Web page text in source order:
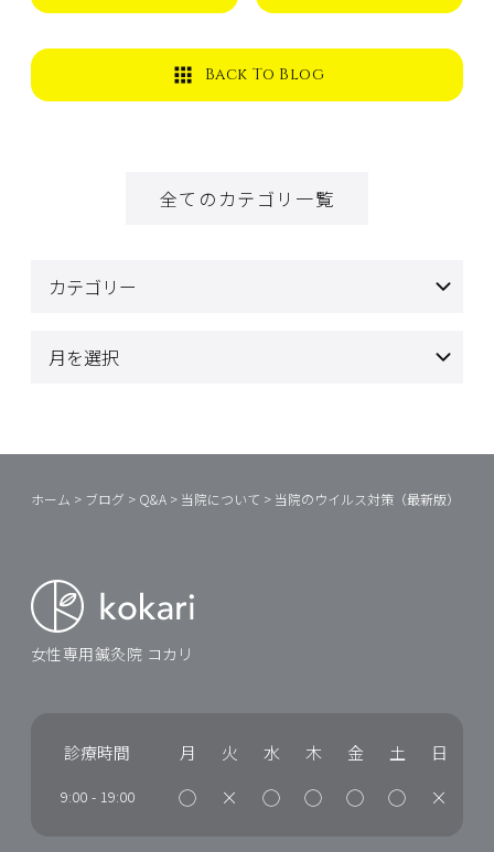
Back To Blog
全てのカテゴリ一覧
ホーム > ブログ > Q&A > 当院について > 当院のウイルス対策（最新版）
女性専用鍼灸院 コカリ
診療時間 月 火 水 木 金 土 日
9:00 - 19:00 ◯ × ◯ ◯ ◯ ◯ ×